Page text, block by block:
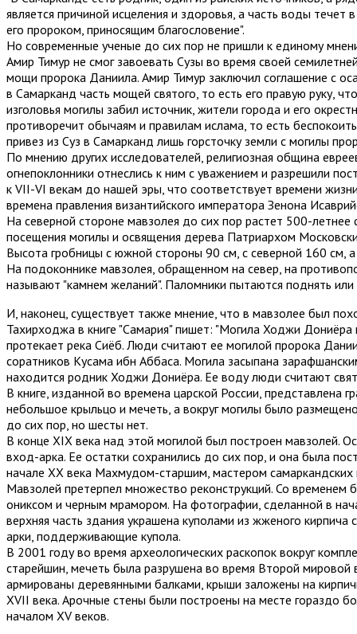
является причиной исцеления и здоровья, а часть воды
его пророком, приносящим благословение".
Но современные ученые до сих пор не пришли к единому
Амир Тимур не смог завоевать Сузы во время своей
мощи пророка Даниила. Амир Тимур заключил соглашение с
в Самарканд часть мощей святого, то есть его правую руку,
изголовья могилы забил источник, жители города и его
противоречит обычаям и правилам ислама, то есть
привез из Суз в Самарканд лишь горсточку земли с могилы
По мнению других исследователей, религиозная община
огнепоклонники отнеслись к ним с уважением и разрешили
к VII-VI векам до нашей эры, что соответствует времени
времена правления византийского императора Зенона
На северной стороне мавзолея до сих пор растет 500-
посещения могилы и освящения дерева Патриархом
Высота гробницы с южной стороны 90 см, с северной 160 см,
На подоконнике мавзолея, обращенном на север, на
называют "камнем желаний". Паломники пытаются поднять
И, наконец, существует также мнение, что в мавзолее был
Тахирходжа в книге "Самария" пишет: "Могила Ходжи
протекает река Сиёб. Люди считают ее могилой пророка
соратников Кусама ибн Аббаса. Могила засыпана
находится родник Ходжи Дониёра. Ее воду люди считают
В книге, изданной во времена царской России,
небольшое крыльцо и мечеть, а вокруг могилы было
до сих пор, но шесты нет.
В конце XIX века над этой могилой был построен мавзолей.
вход-арка. Ее остатки сохранились до сих пор, и она была
начале XX века Махмудом-старшим, мастером
Мавзолей претерпел множество реконструкций. Со временем
ониксом и черным мрамором. На фотографии, сделанной в
верхняя часть здания украшена куполами из жженого
арки, поддерживающие купола.
В 2001 году во время археологических раскопок вокруг
старейшин, мечеть была разрушена во время Второй
армированы деревянными балками, крыши заложены на
XVII века. Арочные стены были построены на месте гораздо
началом XV веков.